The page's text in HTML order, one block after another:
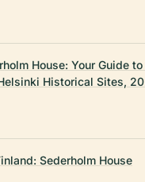
House: Your Guide
Historical Sites,
Sederholm House